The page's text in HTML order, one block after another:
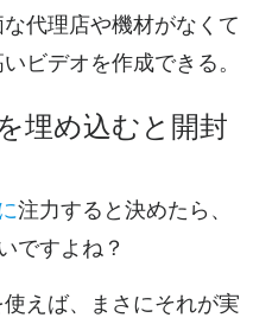
代理店や機材がなくて
ビデオを作成できる。
埋め込むと開封
注力すると決めたら、
ですよね？
使えば、まさにそれが実